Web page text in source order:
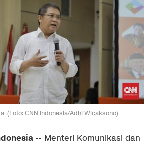
(Foto: CNN Indonesia/Adhi Wicaksono)
-- Menteri Komunikasi dan